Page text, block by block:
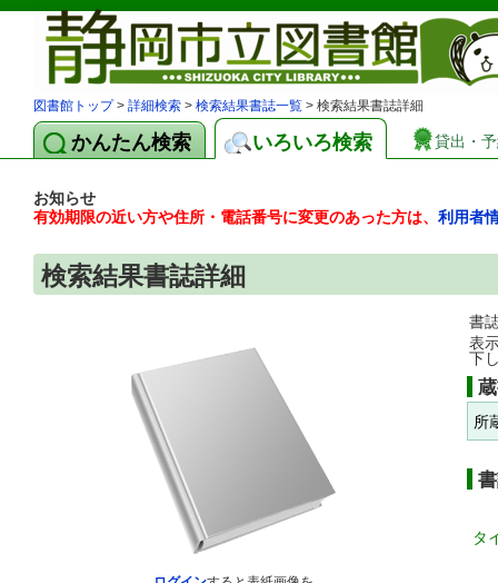
図書館トップ> 詳細検索 > 検索結果書誌一覧 > 検索結果書誌詳細
かんたん検索 いろいろ検索 貸出・
お知らせ
有効期限の近い方や住所・電話番号に変更のあった方は、 利用者
検索結果書誌詳細
書
表
下
所
タ